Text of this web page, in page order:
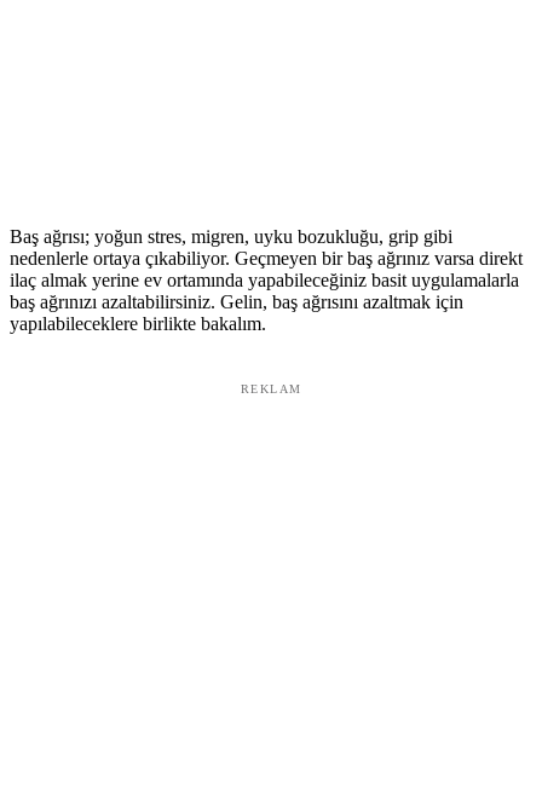
Baş ağrısı; yoğun stres, migren, uyku bozukluğu, grip gibi
nedenlerle ortaya çıkabiliyor. Geçmeyen bir baş ağrınız varsa direkt
ilaç almak yerine ev ortamında yapabileceğiniz basit uygulamalarla
baş ağrınızı azaltabilirsiniz. Gelin, baş ağrısını azaltmak için
yapılabileceklere birlikte bakalım.
REKLAM